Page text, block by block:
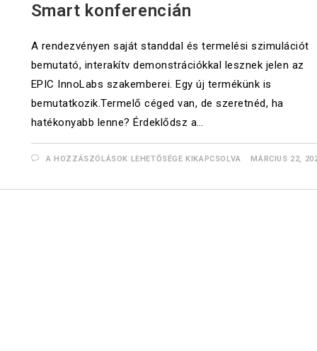
Smart konferencián
A rendezvényen saját standdal és termelési szimulációt
bemutató, interakítv demonstrációkkal lesznek jelen az
EPIC InnoLabs szakemberei. Egy új termékünk is
bemutatkozik.Termelő céged van, de szeretnéd, ha
hatékonyabb lenne? Érdeklődsz a…
A HOZZÁSZÓLÁSOK LEHETŐSÉGE KIKAPCSOLVA MÁRCIUS 22,